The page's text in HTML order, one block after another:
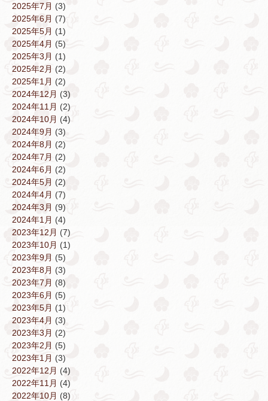
2025年7月 (3)
2025年6月 (7)
2025年5月 (1)
2025年4月 (5)
2025年3月 (1)
2025年2月 (2)
2025年1月 (2)
2024年12月 (3)
2024年11月 (2)
2024年10月 (4)
2024年9月 (3)
2024年8月 (2)
2024年7月 (2)
2024年6月 (2)
2024年5月 (2)
2024年4月 (7)
2024年3月 (9)
2024年1月 (4)
2023年12月 (7)
2023年10月 (1)
2023年9月 (5)
2023年8月 (3)
2023年7月 (8)
2023年6月 (5)
2023年5月 (1)
2023年4月 (3)
2023年3月 (2)
2023年2月 (5)
2023年1月 (3)
2022年12月 (4)
2022年11月 (4)
2022年10月 (8)